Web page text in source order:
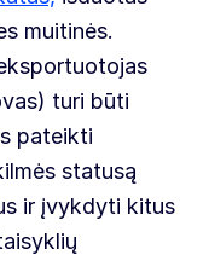
muitinės.
turi būti
pateikti
statusą
ir įvykdyti kitus